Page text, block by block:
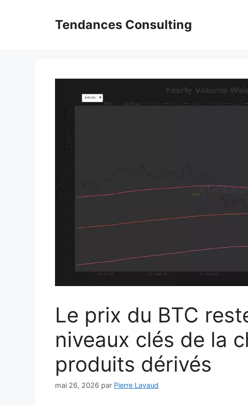
Tendances Consulting
Le prix du BTC
niveaux clés de la
produits dérivés
mai 26, 2026 par Pierre Lavaud